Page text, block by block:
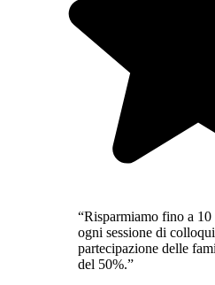
“Risparmiamo fino a 10
ogni sessione di
partecipazione delle
del 50%.”